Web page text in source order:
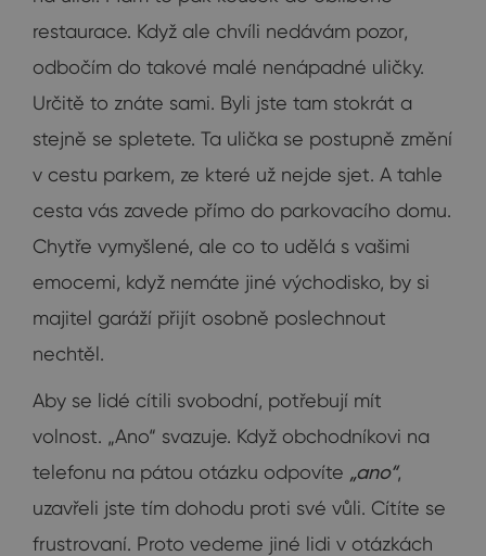
restaurace. Když ale chvíli nedávám pozor,
odbočím do takové malé nenápadné uličky.
Určitě to znáte sami. Byli jste tam stokrát a
stejně se spletete. Ta ulička se postupně změní
v cestu parkem, ze které už nejde sjet. A tahle
cesta vás zavede přímo do parkovacího domu.
Chytře vymyšlené, ale co to udělá s vašimi
emocemi, když nemáte jiné východisko, by si
majitel garáží přijít osobně poslechnout
nechtěl.
Aby se lidé cítili svobodní, potřebují mít
volnost. „Ano“ svazuje. Když obchodníkovi na
telefonu na pátou otázku odpovíte „ano“,
uzavřeli jste tím dohodu proti své vůli. Cítíte se
frustrovaní. Proto vedeme jiné lidi v otázkách